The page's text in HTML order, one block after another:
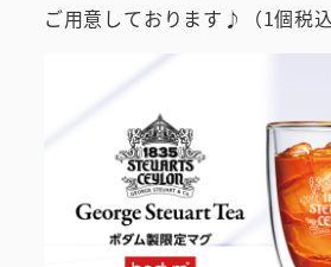
ご用意しております♪（1個税込